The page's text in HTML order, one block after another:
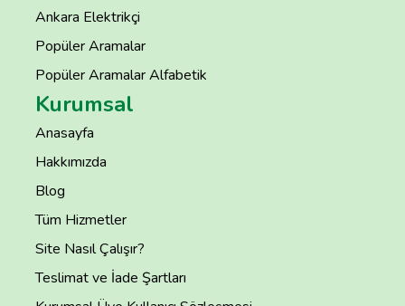
Ankara Elektrikçi
Popüler Aramalar
Popüler Aramalar Alfabetik
Kurumsal
Anasayfa
Hakkımızda
Blog
Tüm Hizmetler
Site Nasıl Çalışır?
Teslimat ve İade Şartları